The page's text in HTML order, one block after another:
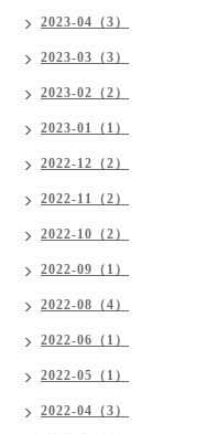
2023-04（3）
2023-03（3）
2023-02（2）
2023-01（1）
2022-12（2）
2022-11（2）
2022-10（2）
2022-09（1）
2022-08（4）
2022-06（1）
2022-05（1）
2022-04（3）